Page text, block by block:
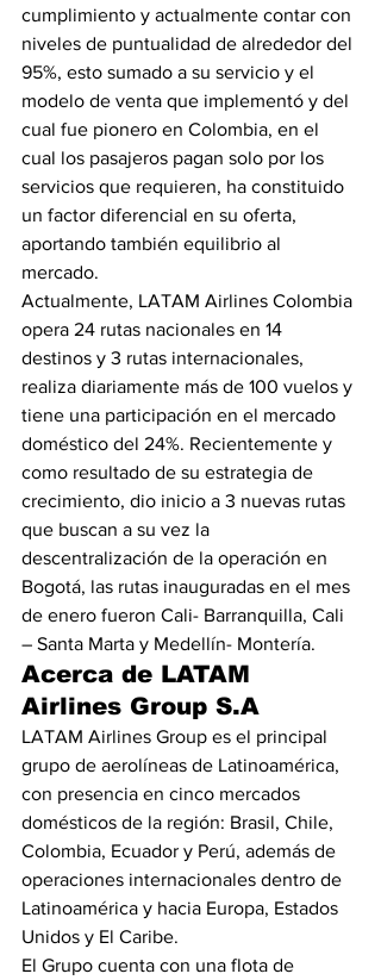
cumplimiento y actualmente contar con
niveles de puntualidad de alrededor del
95%, esto sumado a su servicio y el
modelo de venta que implementó y del
cual fue pionero en Colombia, en el
cual los pasajeros pagan solo por los
servicios que requieren, ha constituido
un factor diferencial en su oferta,
aportando también equilibrio al
mercado.
Actualmente, LATAM Airlines Colombia
opera 24 rutas nacionales en 14
destinos y 3 rutas internacionales,
realiza diariamente más de 100 vuelos y
tiene una participación en el mercado
doméstico del 24%. Recientemente y
como resultado de su estrategia de
crecimiento, dio inicio a 3 nuevas rutas
que buscan a su vez la
descentralización de la operación en
Bogotá, las rutas inauguradas en el mes
de enero fueron Cali- Barranquilla, Cali
– Santa Marta y Medellín- Montería.
Acerca de LATAM
Airlines Group S.A
LATAM Airlines Group es el principal
grupo de aerolíneas de Latinoamérica,
con presencia en cinco mercados
domésticos de la región: Brasil, Chile,
Colombia, Ecuador y Perú, además de
operaciones internacionales dentro de
Latinoamérica y hacia Europa, Estados
Unidos y El Caribe.
El Grupo cuenta con una flota de